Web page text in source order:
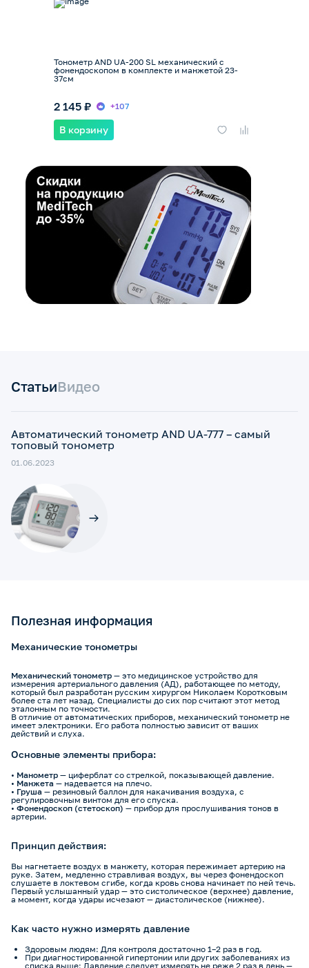
Тонометр AND UA-200 SL механический с
фонендоскопом в комплекте и манжетой 23-
37см
2 145 ₽ +107
В корзину
СтатьиВидео
Автоматический тонометр AND UA-777 – cамый
топовый тонометр
01.06.2023
Полезная информация
Механические тонометры
Механический тонометр — это медицинское устройство для
измерения артериального давления (АД), работающее по методу,
который был разработан русским хирургом Николаем Коротковым
более ста лет назад. Специалисты до сих пор считают этот метод
эталонным по точности.
В отличие от автоматических приборов, механический тонометр не
имеет электроники. Его работа полностью зависит от ваших
действий и слуха.
Основные элементы прибора:
• Манометр — циферблат со стрелкой, показывающей давление.
• Манжета — надевается на плечо.
• Груша — резиновый баллон для накачивания воздуха, с
регулировочным винтом для его спуска.
• Фонендоскоп (стетоскоп) — прибор для прослушивания тонов в
артерии.
Принцип действия:
Вы нагнетаете воздух в манжету, которая пережимает артерию на
руке. Затем, медленно стравливая воздух, вы через фонендоскоп
слушаете в локтевом сгибе, когда кровь снова начинает по ней течь.
Первый услышанный удар — это систолическое (верхнее) давление,
а момент, когда удары исчезают — диастолическое (нижнее).
Как часто нужно измерять давление
Здоровым людям: Для контроля достаточно 1–2 раз в год.
При диагностированной гипертонии или других заболеваниях из
списка выше: Давление следует измерять не реже 2 раз в день —